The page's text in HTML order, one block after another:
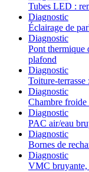
Tubes LED :
Diagnostic
Éclairage de
Diagnostic
Pont thermique
plafond
Diagnostic
Toiture-terrasse
Diagnostic
Chambre froide
Diagnostic
PAC air/eau
Diagnostic
Bornes de
Diagnostic
VMC bruyante,